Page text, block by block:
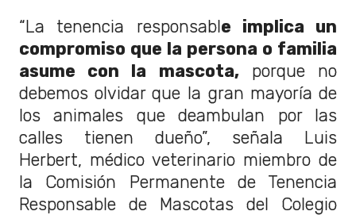
“La tenencia responsable implica un
compromiso que la persona o familia
asume con la mascota,porque no
debemos olvidar que la gran mayoría de
los animales que deambulan por las
calles tienen dueño”, señala Luis
Herbert, médico veterinario miembro de
la Comisión Permanente de Tenencia
Responsable de Mascotas del Colegio